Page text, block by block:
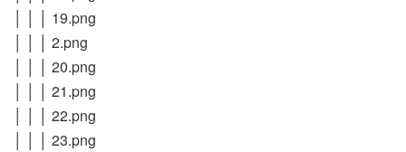
│ │ │ 19.png
│ │ │ 2.png
│ │ │ 20.png
│ │ │ 21.png
│ │ │ 22.png
│ │ │ 23.png